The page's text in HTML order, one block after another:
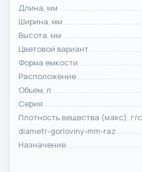
Длина, мм
Ширина, мм
Высота, мм
Цветовой вариант
Форма емкости
Расположение
Объем, л
Серия
Плотность вещества (макс), г/с
diametr-gorloviny-mm-raz
Назначение